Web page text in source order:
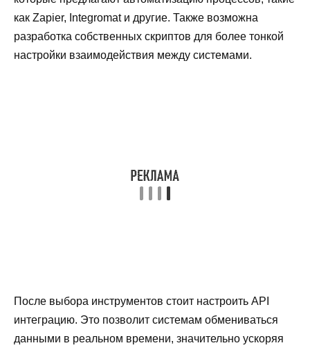
как Zapier, Integromat и другие. Также возможна
разработка собственных скриптов для более тонкой
настройки взаимодействия между системами.
После выбора инструментов стоит настроить API
интеграцию. Это позволит системам обмениваться
данными в реальном времени, значительно ускоряя